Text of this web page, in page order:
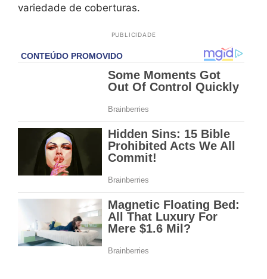
variedade de coberturas.
PUBLICIDADE